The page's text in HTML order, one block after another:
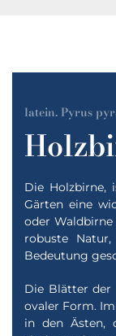
latein. Pyrus
Die Holzbirne,
Gärten eine
oder
robuste
Bedeutung
Die Blätter der
ovaler Form.
in den Ästen,